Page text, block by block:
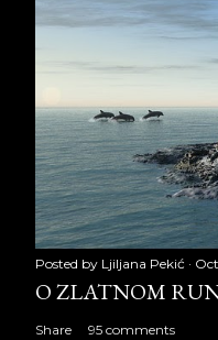
Posted by Ljiljana Pekić
O ZLATNOM
Share 95 comments